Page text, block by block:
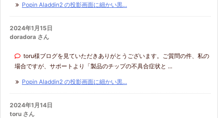
Popin Aladdin2 の投影画面に細かい黒...
2024年1月15日
doradora さん
toru様ブログを見ていただきありがとうございます。ご質問の件、私の
場合ですが、サポートより「製品のチップの不具合症状と ...
Popin Aladdin2 の投影画面に細かい黒...
2024年1月14日
toru さん